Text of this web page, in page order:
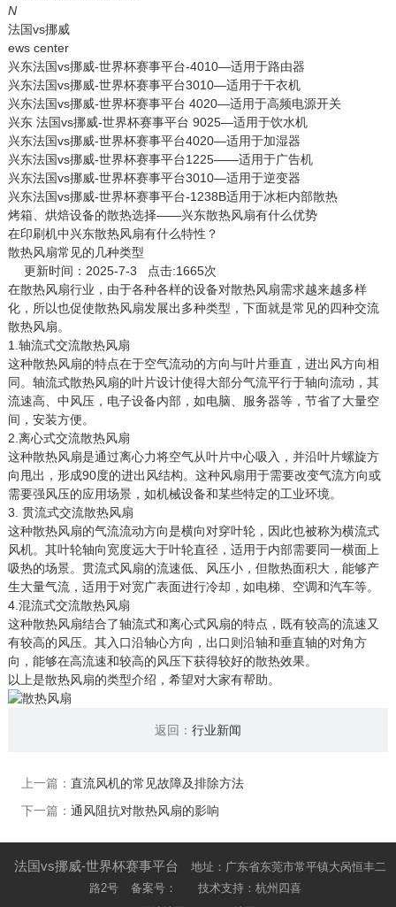
N
法国vs挪威
ews center
兴东法国vs挪威-世界杯赛事平台-4010—适用于路由器
兴东法国vs挪威-世界杯赛事平台3010—适用于干衣机
兴东法国vs挪威-世界杯赛事平台 4020—适用于高频电源开关
兴东 法国vs挪威-世界杯赛事平台 9025—适用于饮水机
兴东法国vs挪威-世界杯赛事平台4020—适用于加湿器
兴东法国vs挪威-世界杯赛事平台1225——适用于广告机
兴东法国vs挪威-世界杯赛事平台3010—适用于逆变器
兴东法国vs挪威-世界杯赛事平台-1238B适用于冰柜内部散热
烤箱、烘焙设备的散热选择——兴东散热风扇有什么优势
在印刷机中兴东散热风扇有什么特性？
散热风扇常见的几种类型
更新时间：2025-7-3 点击:1665次
在散热风扇行业，由于各种各样的设备对散热风扇需求越来越多样
化，所以也促使散热风扇发展出多种类型，下面就是常见的四种交流
散热风扇。
1.轴流式交流散热风扇
这种散热风扇的特点在于空气流动的方向与叶片垂直，进出风方向相
同。轴流式散热风扇的叶片设计使得大部分气流平行于轴向流动，其
流速高、中风压，电子设备内部，如电脑、服务器等，节省了大量空
间，安装方便。
2.离心式交流散热风扇
这种散热风扇是通过离心力将空气从叶片中心吸入，并沿叶片螺旋方
向甩出，形成90度的进出风结构。这种风扇用于需要改变气流方向或
需要强风压的应用场景，如机械设备和某些特定的工业环境。
3. 贯流式交流散热风扇
这种散热风扇的气流流动方向是横向对穿叶轮，因此也被称为横流式
风机。其叶轮轴向宽度远大于叶轮直径，适用于内部需要同一横面上
吸热的场景。贯流式风扇的流速低、风压小，但散热面积大，能够产
生大量气流，适用于对宽广表面进行冷却，如电梯、空调和汽车等。
4.混流式交流散热风扇
这种散热风扇结合了轴流式和离心式风扇的特点，既有较高的流速又
有较高的风压。其入口沿轴心方向，出口则沿轴和垂直轴的对角方
向，能够在高流速和较高的风压下获得较好的散热效果。
以上是散热风扇的类型介绍，希望对大家有帮助。
返回： 行业新闻
上一篇： 直流风机的常见故障及排除方法
下一篇： 通风阻抗对散热风扇的影响
法国vs挪威-世界杯赛事平台
地址：广东省东莞市常平镇大呙恒丰二
路2号
备案号：
技术支持：杭州四喜